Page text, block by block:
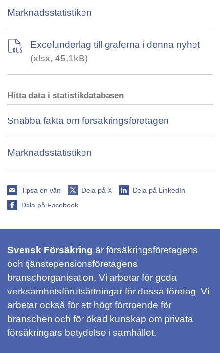
Marknadsstatistiken
Excelunderlag till graferna i denna nyhet
(xlsx, 45,1kB)
Hitta data i statistikdatabasen
Snabba fakta om försäkringsföretagen
Marknadsstatistiken
Tipsa en vän Dela på X
Dela på LinkedIn
Dela på Facebook
Svensk Försäkring är försäkringsföretagens
och tjänstepensionsföretagens
branschorganisation. Vi arbetar för goda
verksamhetsförutsättningar för dessa företag. Vi
arbetar också för ett högt förtroende för
branschen och för ökad kunskap om privata
försäkringars betydelse i samhället.